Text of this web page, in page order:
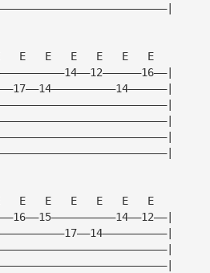
E   E   E   E   E   E
E   E   E   E   E   E